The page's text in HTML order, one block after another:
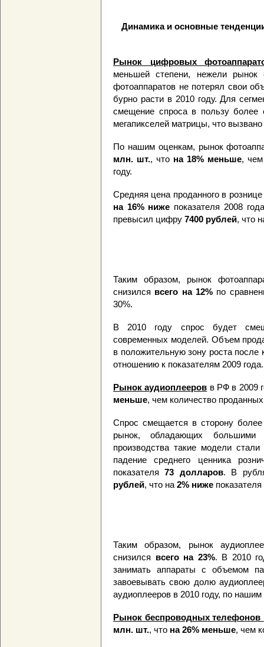
Динамика и основные
Рынок цифровых
меньшей степени, нежели рынок
фотоаппаратов не потерял свои
бурно расти в 2010 году. Для
смещение спроса в пользу
мегапикселей матрицы, что
По нашим оценкам, рынок
млн. шт., что на 18% меньше, чем
году.
Средняя цена проданного в
на 16% ниже показателя 2008
превысил цифру 7400 рублей, что
Таким образом, рынок
снизился всего на 12% по
30%.
В 2010 году спрос будет
современных моделей. Объем
в положительную зону роста после
отношению к показателям 2009 года.
Рынок аудиоплееров в РФ в 2009
меньше, чем количество
Спрос смещается в сторону
рынок, обладающих
производства такие модели
падение среднего ценника
показателя73 долларов. В
рублей, что на 2% ниже
Таким образом, рынок
снизился всего на 23%. В 2010
занимать аппараты с объемом
завоевывать свою долю
аудиоплееров в 2010 году, по
Рынок беспроводных телефонов
млн. шт., что на 26% меньше, чем